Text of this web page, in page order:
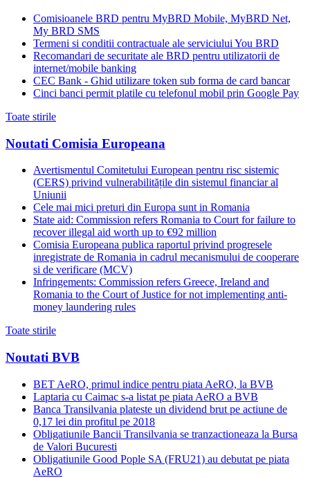
Comisioanele BRD pentru MyBRD Mobile, MyBRD Net,
My BRD SMS
Termeni si conditii contractuale ale serviciului You BRD
Recomandari de securitate ale BRD pentru utilizatorii de
internet/mobile banking
CEC Bank - Ghid utilizare token sub forma de card bancar
Cinci banci permit platile cu telefonul mobil prin Google Pay
Toate stirile
Noutati Comisia Europeana
Avertismentul Comitetului European pentru risc sistemic
(CERS) privind vulnerabilitățile din sistemul financiar al
Uniunii
Cele mai mici preturi din Europa sunt in Romania
State aid: Commission refers Romania to Court for failure to
recover illegal aid worth up to €92 million
Comisia Europeana publica raportul privind progresele
inregistrate de Romania in cadrul mecanismului de cooperare
si de verificare (MCV)
Infringements: Commission refers Greece, Ireland and
Romania to the Court of Justice for not implementing anti-
money laundering rules
Toate stirile
Noutati BVB
BET AeRO, primul indice pentru piata AeRO, la BVB
Laptaria cu Caimac s-a listat pe piata AeRO a BVB
Banca Transilvania plateste un dividend brut pe actiune de
0,17 lei din profitul pe 2018
Obligatiunile Bancii Transilvania se tranzactioneaza la Bursa
de Valori Bucuresti
Obligatiunile Good Pople SA (FRU21) au debutat pe piata
AeRO